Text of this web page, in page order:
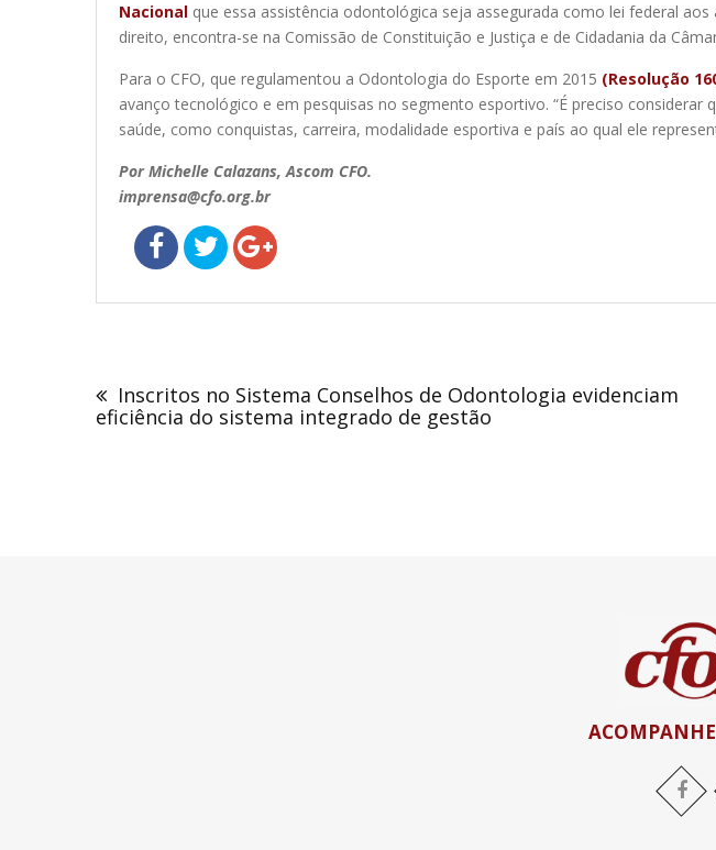
Nacional que essa assistência odontológica seja assegurada como lei federal
direito, encontra-se na Comissão de Constituição e Justiça e de Cidadania da
Para o CFO, que regulamentou a Odontologia do Esporte em 2015 (Resolução
avanço tecnológico e em pesquisas no segmento esportivo. “É preciso
saúde, como conquistas, carreira, modalidade esportiva e país ao qual ele
Por Michelle Calazans, Ascom CFO.
imprensa@cfo.org.br
de
Post
Inscritos no Sistema Conselhos de Odontologia evidenciam
eficiência do sistema integrado de gestão
ACOMPANHE
Facebook